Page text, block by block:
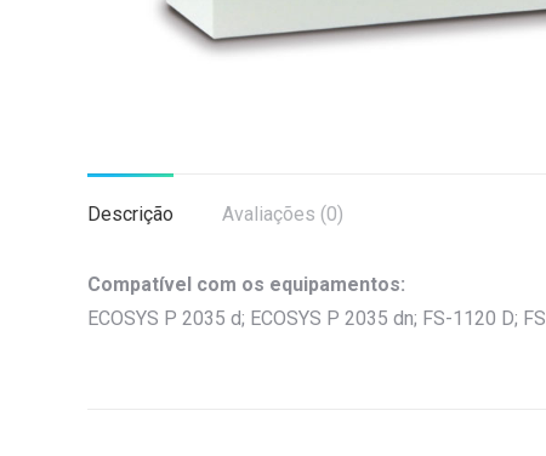
Descrição Avaliações (0)
Compatível com os equipamentos:
ECOSYS P 2035 d; ECOSYS P 2035 dn; FS-1120 D;